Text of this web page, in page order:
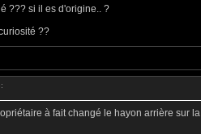
??? si il es d'origine.. ?
??
à fait changé le hayon arrière sur